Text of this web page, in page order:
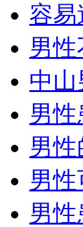
容易
男
中
男
男
男
男